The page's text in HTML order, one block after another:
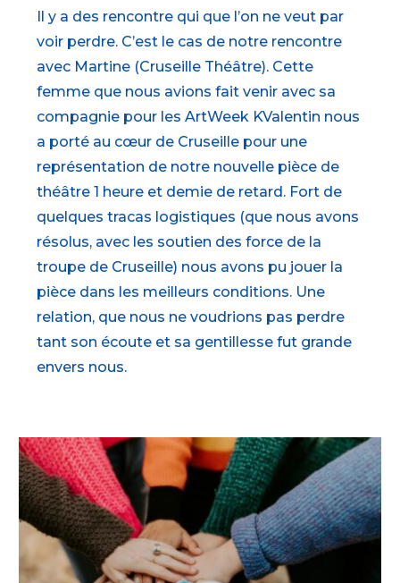
Il y a des rencontre qui que l’on ne veut par
voir perdre. C’est le cas de notre rencontre
avec Martine (Cruseille Théâtre). Cette
femme que nous avions fait venir avec sa
compagnie pour les ArtWeek KValentin nous
a porté au cœur de Cruseille pour une
représentation de notre nouvelle pièce de
théâtre 1 heure et demie de retard. Fort de
quelques tracas logistiques (que nous avons
résolus, avec les soutien des force de la
troupe de Cruseille) nous avons pu jouer la
pièce dans les meilleurs conditions. Une
relation, que nous ne voudrions pas perdre
tant son écoute et sa gentillesse fut grande
envers nous.